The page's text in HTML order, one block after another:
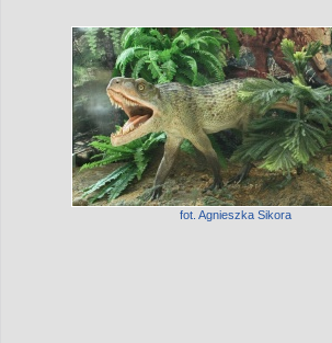
fot. Agnieszka Sikora